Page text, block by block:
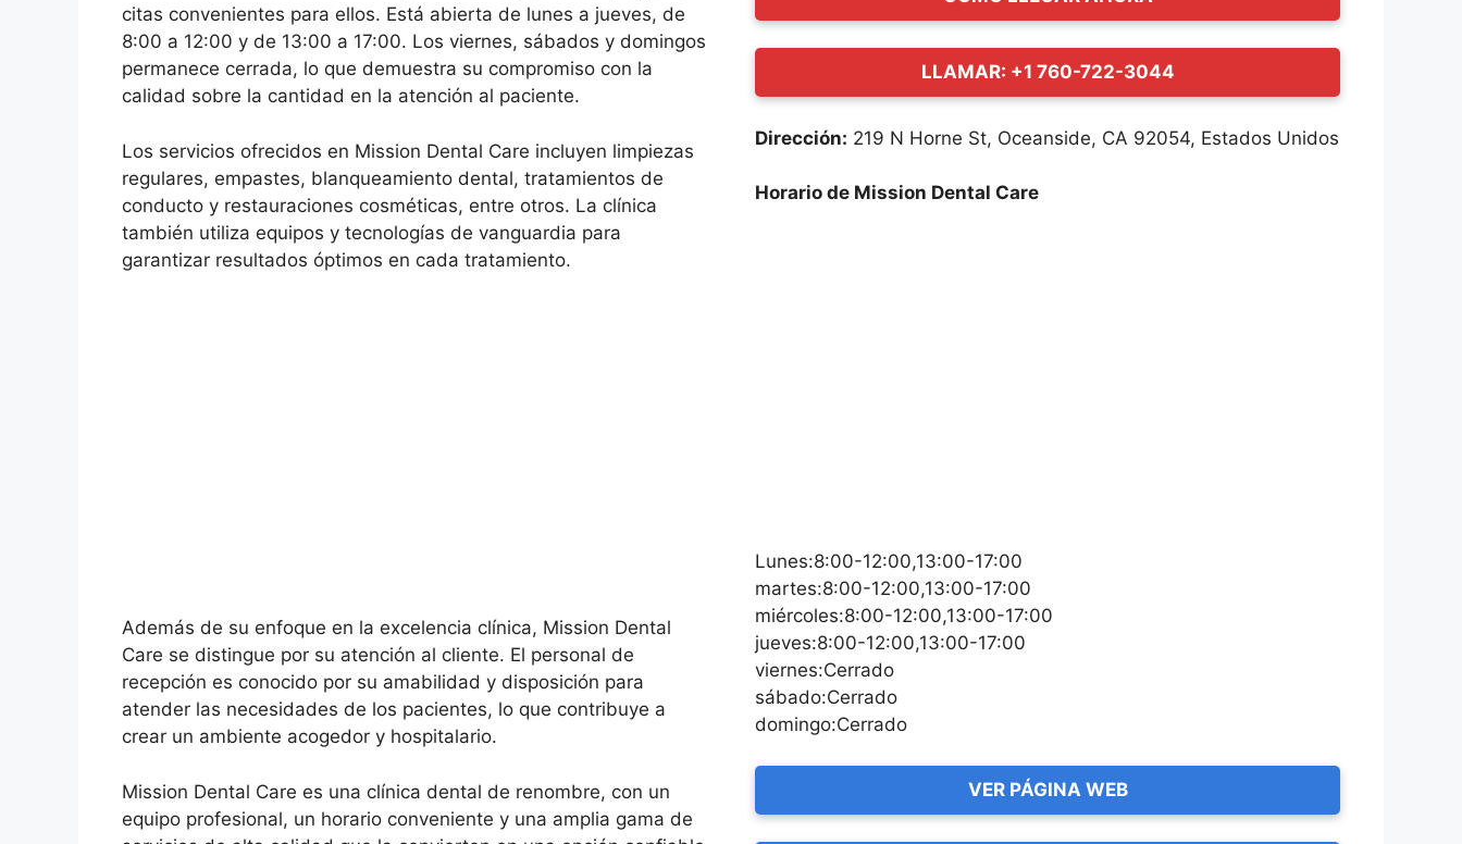
citas convenientes para ellos. Está abierta de lunes a jueves, de
8:00 a 12:00 y de 13:00 a 17:00. Los viernes, sábados y domingos
permanece cerrada, lo que demuestra su compromiso con la
calidad sobre la cantidad en la atención al paciente.
Los servicios ofrecidos en Mission Dental Care incluyen limpiezas
regulares, empastes, blanqueamiento dental, tratamientos de
conducto y restauraciones cosméticas, entre otros. La clínica
también utiliza equipos y tecnologías de vanguardia para
garantizar resultados óptimos en cada tratamiento.
Además de su enfoque en la excelencia clínica, Mission Dental
Care se distingue por su atención al cliente. El personal de
recepción es conocido por su amabilidad y disposición para
atender las necesidades de los pacientes, lo que contribuye a
crear un ambiente acogedor y hospitalario.
Mission Dental Care es una clínica dental de renombre, con un
equipo profesional, un horario conveniente y una amplia gama de
LLAMAR: +1 760-722-3044
Dirección: 219 N Horne St, Oceanside, CA 92054, Estados Unidos
Horario de Mission Dental Care
Lunes:8:00-12:00,13:00-17:00
martes:8:00-12:00,13:00-17:00
miércoles:8:00-12:00,13:00-17:00
jueves:8:00-12:00,13:00-17:00
viernes:Cerrado
sábado:Cerrado
domingo:Cerrado
VER PÁGINA WEB